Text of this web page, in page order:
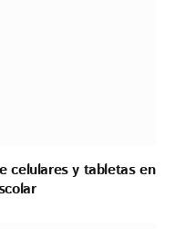
celulares y tabletas en